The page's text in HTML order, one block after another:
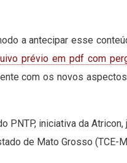
a antecipar esse
prévio em pdf com
com os novos
PNTP, iniciativa da
de Mato Grosso (TCE-